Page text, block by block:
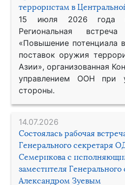
террористам в
15 июля 2026 года
Региональная
«Повышение потенциала
поставок оружия
Азии», организованная
управлением ООН при
стороны.
14.07.2026
Состоялась рабочая
Генерального секретаря
Семерикова с
заместителя
Александром Зуевым